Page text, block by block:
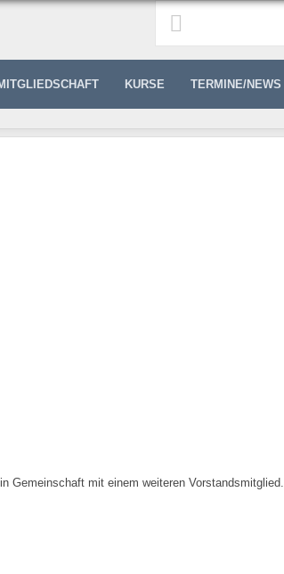
KURSE TERMINE/NEWS
Gemeinschaft mit einem weiteren Vorstandsmitglied.